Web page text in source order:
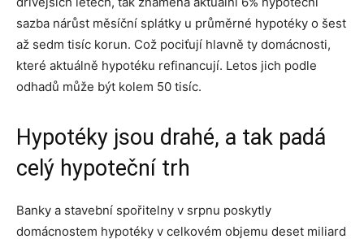
sazba nárůst měsíční splátky u průměrné hypotéky o šest
až sedm tisíc korun. Což pociťují hlavně ty domácnosti,
které aktuálně hypotéku refinancují. Letos jich podle
odhadů může být kolem 50 tisíc.
Hypotéky jsou drahé, a tak padá
celý hypoteční trh
Banky a stavební spořitelny v srpnu poskytly
domácnostem hypotéky v celkovém objemu deset miliard